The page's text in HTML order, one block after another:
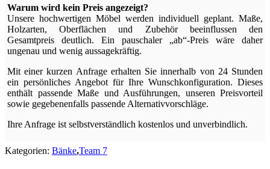
Warum wird kein Preis angezeigt?
Unsere hochwertigen Möbel werden individuell geplant. Maße,
Holzarten, Oberflächen und Zubehör beeinflussen den
Gesamtpreis deutlich. Ein pauschaler „ab“-Preis wäre daher
ungenau und wenig aussagekräftig.
Mit einer kurzen Anfrage erhalten Sie innerhalb von 24 Stunden
ein persönliches Angebot für Ihre Wunschkonfiguration. Dieses
enthält passende Maße und Ausführungen, unseren Preisvorteil
sowie gegebenenfalls passende Alternativvorschläge.
Ihre Anfrage ist selbstverständlich kostenlos und unverbindlich.
Kategorien: Bänke,Team 7